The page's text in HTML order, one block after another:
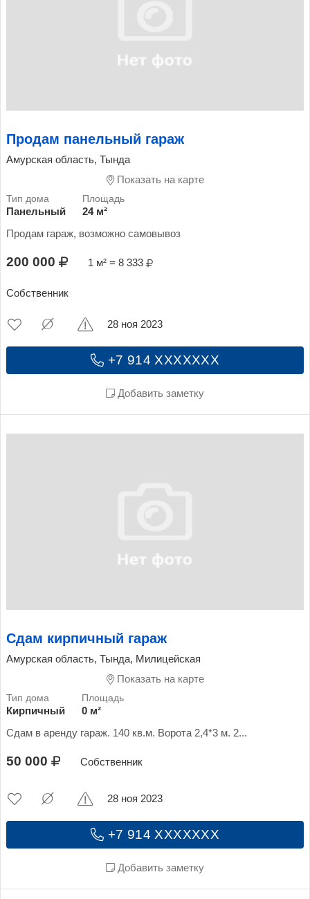
Продам панельный гараж
Амурская область, Тында
Показать на карте
Панельный
24 м²
Продам гараж, возможно самовывоз
200 000 1 м² = 8 333
Собственник
+7 914 XXXXXXX
Добавить заметку
28 ноя 2023
Сдам кирпичный гараж
Амурская область, Тында, Милицейская
Показать на карте
Кирпичный
0 м²
Сдам в аренду гараж. 140 кв.м. Ворота 2,4*3 м. 2...
50 000 Собственник
+7 914 XXXXXXX
Добавить заметку
28 ноя 2023